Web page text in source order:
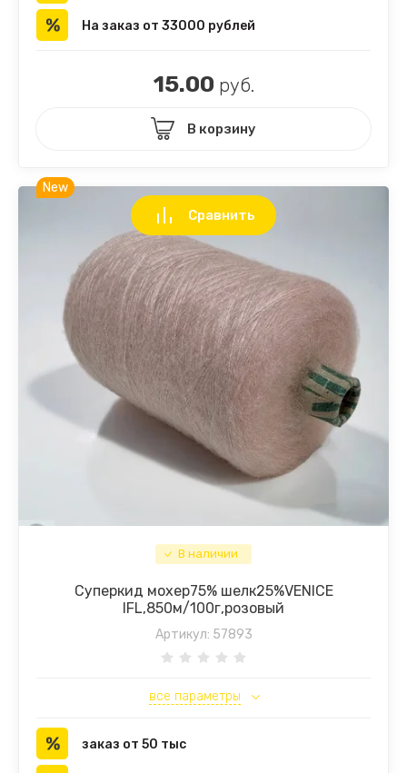
На заказ от 33000 рублей
15.00 руб.
В корзину
New
В наличии
Суперкид мохер75% шелк25%VENICE
IFL,850м/100г,розовый
Артикул: 57893
все параметры
Сравнить
заказ от 50 тыс